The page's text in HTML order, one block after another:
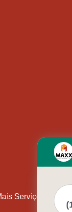
Serviços